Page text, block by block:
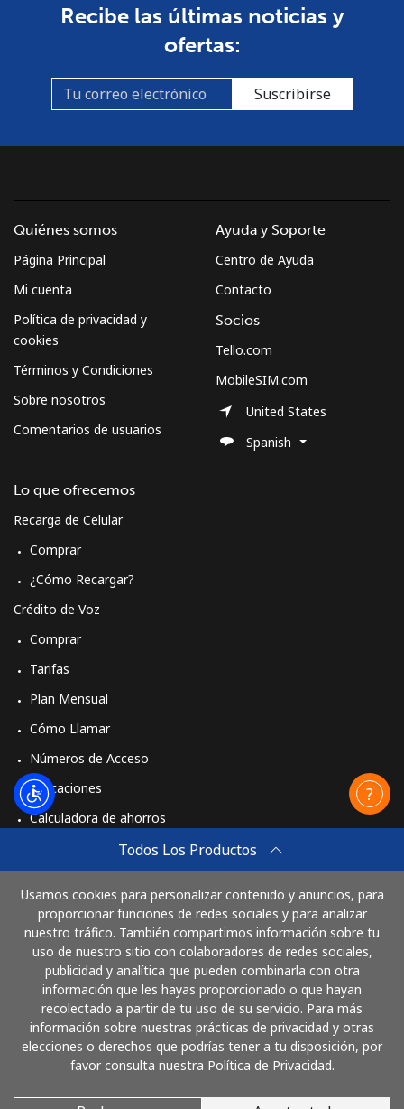
Recibe las últimas noticias y
ofertas:
Suscribirse
Todos Los Productos
Usamos cookies para personalizar contenido y anuncios, para
proporcionar funciones de redes sociales y para analizar
nuestro tráfico. También compartimos información sobre tu
uso de nuestro sitio con colaboradores de redes sociales,
publicidad y analítica que pueden combinarla con otra
información que les hayas proporcionado o que hayan
recolectado a partir de tu uso de su servicio. Para más
información sobre nuestras prácticas de privacidad y otras
elecciones o derechos que podrías tener a tu disposición, por
favor consulta nuestra Política de Privacidad.
Quiénes somos
Página Principal
Mi cuenta
Política de privacidad y
cookies
Términos y Condiciones
Sobre nosotros
Comentarios de usuarios
Lo que ofrecemos
Recarga de Celular
Comprar
¿Cómo Recargar?
Crédito de Voz
Comprar
Tarifas
Plan Mensual
Cómo Llamar
Números de Acceso
Aplicaciones
Calculadora de ahorros
Cómo funciona
Ayuda y Soporte
Centro de Ayuda
Contacto
Socios
Tello.com
MobileSIM.com
United States
Spanish
Paga con